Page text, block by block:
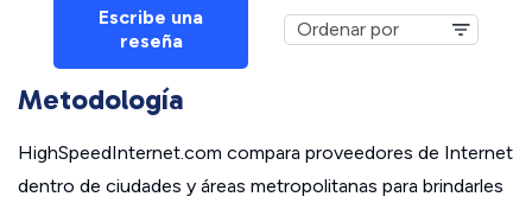
Escribe una
reseña
Metodología
HighSpeedInternet.com compara proveedores de Internet
dentro de ciudades y áreas metropolitanas para brindarles